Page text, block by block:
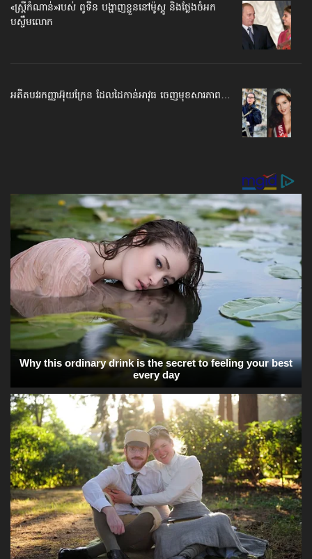
«ស្ត្រីកំណាន់»​របស់ ពូទីន បង្ហាញខ្លួន​នៅម៉ូស្គូ និងថ្លែងចំអក​
បស្ចឹមលោក
អតីតបវរកញ្ញាអ៊ុយក្រែន ដែលដៃកាន់អាវុធ ចេញមុខ​សារភាព…